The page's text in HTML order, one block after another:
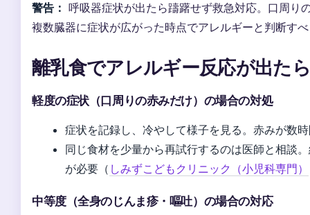
警告： 呼吸器症状が出たら躊躇せず救急対応。口周り
複数臓器に症状が広がった時点でアレルギーと判断す
離乳食でアレルギー反応が出た
軽度の症状（口周りの赤みだけ）の場合の対処
症状を記録し、冷やして様子を見る。赤みが数
同じ食材を少量から再試行するのは医師と相談
が必要（ しみずこどもクリニック（小児科専門）
中等度（全身のじんま疹・嘔吐）の場合の対応